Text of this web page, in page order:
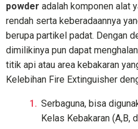
powder adalah komponen alat
rendah serta keberadaannya
berupa partikel padat. Dengan
dimilikinya pun dapat
titik api atau area kebakaran
Kelebihan Fire Extinguisher
Serbaguna, bisa
Kelas Kebakaran (A,B,